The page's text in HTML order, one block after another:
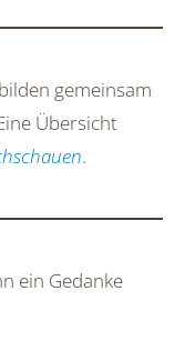
gemeinsam
Übersicht
.
ein Gedanke